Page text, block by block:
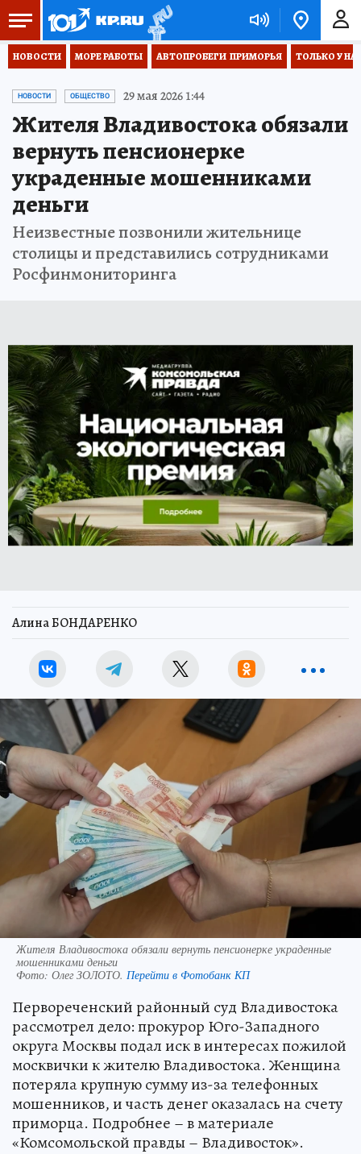
НОВОСТИ МОРЕ РАБОТЫ АВТОПРОБЕГИ  ПРИМОРЬЯ ТОЛЬКО У
НОВОСТИ ОБЩЕСТВО 29 мая 2026 1:44
Жителя Владивостока обязали
вернуть пенсионерке
украденные мошенниками
деньги
Неизвестные позвонили жительнице
столицы и представились сотрудниками
Росфинмониторинга
Алина БОНДАРЕНКО
Жителя Владивостока обязали вернуть пенсионерке украденные
мошенниками деньги
Фото: Олег ЗОЛОТО. Перейти в Фотобанк КП
Первореченский районный суд Владивостока
рассмотрел дело: прокурор Юго-Западного
округа Москвы подал иск в интересах пожилой
москвички к жителю Владивостока. Женщина
потеряла крупную сумму из-за телефонных
мошенников, и часть денег оказалась на счету
приморца. Подробнее – в материале
«Комсомольской правды – Владивосток».